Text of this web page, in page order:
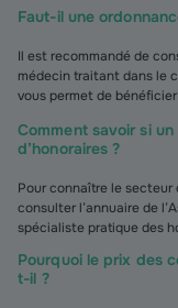
Faut-il une
Il est recommandé de
médecin traitant dans le
vous permet de
Comment savoir si
d’honoraires ?
Pour connaître le secteur
consulter l’annuaire de
spécialiste pratique des
Pourquoi le prix des
t-il ?